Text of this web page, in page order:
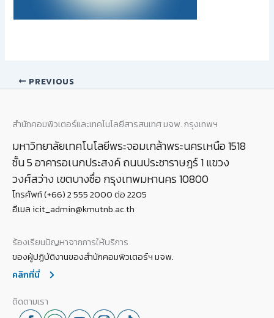
PREVIOUS
สำนักคอมพิวเตอร์และเทคโนโลยีสารสนเทศ มจพ. กรุงเทพฯ
มหาวิทยาลัยเทคโนโลยีพระจอมเกล้าพระนครเหนือ 1518
ชั้น 5 อาคารอเนกประสงค์ ถนนประชาราษฎร์ 1 แขวง
วงศ์สว่าง เขตบางซื่อ กรุงเทพมหานคร 10800
โทรศัพท์ (+66) 2 555 2000 ต่อ 2205
อีเมล icit_admin@kmutnb.ac.th
ร้องเรียนปัญหาจากการให้บริการ
ของผู้ปฏิบัติงานของสำนักคอมพิวเตอร์ฯ มจพ.
คลิกที่นี่
ติดตามเรา